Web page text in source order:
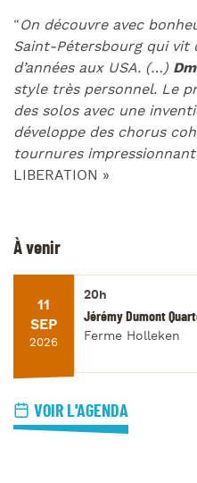
“On découvre avec
Saint-Pétersbourg qui vit
d’années aux USA. (…)
style très personnel. Le
des solos avec une
développe des chorus
tournures
LIBERATION »
À venir
11
SEP
2026
20h
Jérémy Dumont
Ferme Holleken
VOIR L'AGENDA